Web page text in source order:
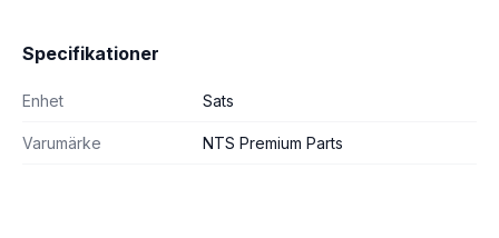
Specifikationer
Enhet Sats
Varumärke NTS Premium Parts